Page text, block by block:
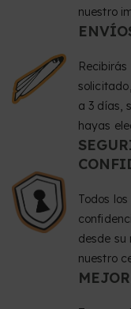
nuestro
a 3 días,
hayas
Todos
desde su
nuestro